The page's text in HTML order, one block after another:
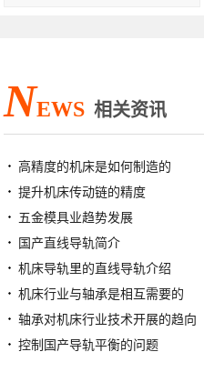
NEWS 相关资讯
高精度的机床是如何制造的
提升机床传动链的精度
五金模具业趋势发展
国产直线导轨简介
机床导轨里的直线导轨介绍
机床行业与轴承是相互需要的
轴承对机床行业技术开展的趋向
控制国产导轨平衡的问题